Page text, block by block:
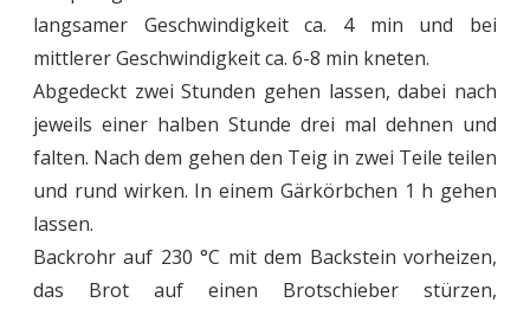
langsamer Geschwindigkeit ca. 4 min und bei
mittlerer Geschwindigkeit ca. 6-8 min kneten.
Abgedeckt zwei Stunden gehen lassen, dabei nach
jeweils einer halben Stunde drei mal dehnen und
falten. Nach dem gehen den Teig in zwei Teile teilen
und rund wirken. In einem Gärkörbchen 1 h gehen
lassen.
Backrohr auf 230 °C mit dem Backstein vorheizen,
das Brot auf einen Brotschieber stürzen,